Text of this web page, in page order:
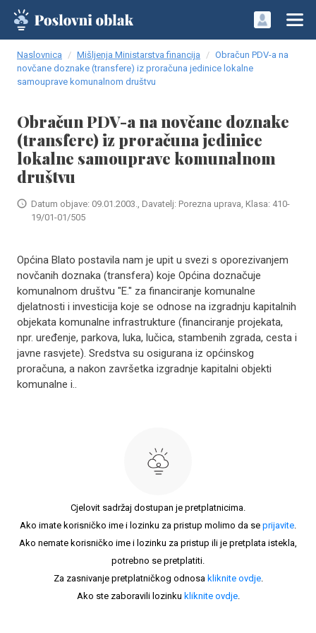
Naslovnica Mišljenja Ministarstva financija
Obračun PDV-a na
novčane doznake (transfere) iz proračuna jedinice lokalne
samouprave komunalnom društvu
Obračun PDV-a na novčane doznake
(transfere) iz proračuna jedinice
lokalne samouprave komunalnom
društvu
Datum objave: 09.01.2003., Davatelj: Porezna uprava, Klasa: 410-
19/01-01/505
Općina Blato postavila nam je upit u svezi s oporezivanjem
novčanih doznaka (transfera) koje Općina doznačuje
komunalnom društvu "E." za financiranje komunalne
djelatnosti i investicija koje se odnose na izgradnju kapitalnih
objekata komunalne infrastrukture (financiranje projekata,
npr. uređenje, parkova, luka, lučica, stambenih zgrada, cesta i
javne rasvjete). Sredstva su osigurana iz općinskog
proračuna, a nakon završetka izgradnje kapitalni objekti
komunalne i..
Cjelovit sadržaj dostupan je pretplatnicima.
Ako imate korisničko ime i lozinku za pristup molimo da se prijavite.
Ako nemate korisničko ime i lozinku za pristup ili je pretplata istekla,
potrebno se pretplatiti.
Za zasnivanje pretplatničkog odnosa kliknite ovdje.
Ako ste zaboravili lozinku kliknite ovdje.